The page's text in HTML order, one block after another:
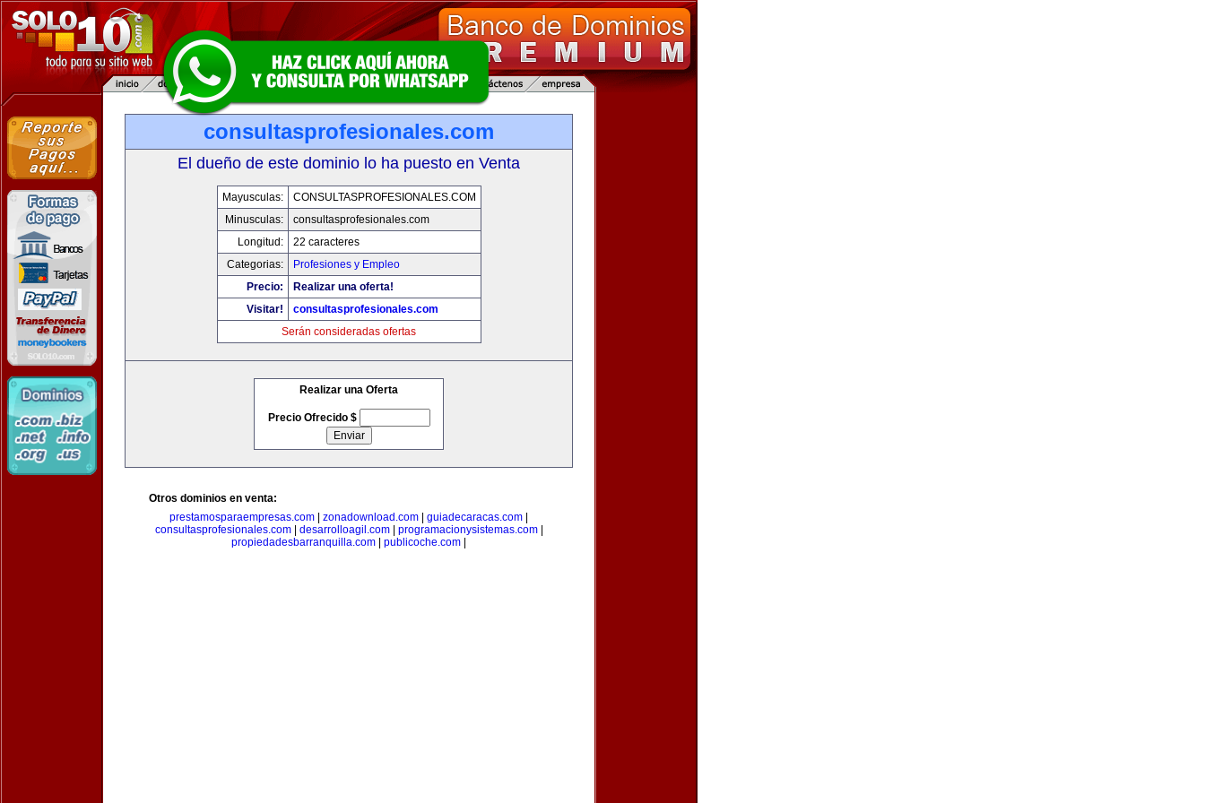
consultasprofesionales.com
El dueño de este dominio lo ha puesto en Venta
Mayusculas:
CONSULTASPROFESIONALES.COM
Minusculas:
consultasprofesionales.com
Longitud:
22 caracteres
Categorias:
Profesiones y Empleo
Precio:
Realizar una oferta!
Visitar!
consultasprofesionales.com
Serán consideradas ofertas
Realizar una Oferta
Precio Ofrecido $
Otros dominios en venta:
prestamosparaempresas.com
zonadownload.com guiadecaracas.com
consultasprofesionales.com| desarrolloagil.com| programacionysistemas.com|
propiedadesbarranquilla.com
publicoche.com